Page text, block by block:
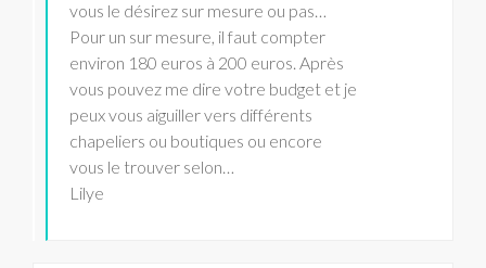
vous le désirez sur mesure ou pas…
Pour un sur mesure, il faut compter
environ 180 euros à 200 euros. Après
vous pouvez me dire votre budget et je
peux vous aiguiller vers différents
chapeliers ou boutiques ou encore
vous le trouver selon…
Lilye